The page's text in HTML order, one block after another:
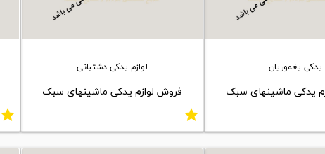
یدکی یغموریان
یدکی ماشینهای سبک
لوازم یدکی دشتبانی
فروش لوازم یدکی ماشینهای سبک
star
star